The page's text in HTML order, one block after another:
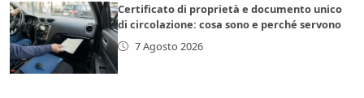
Certificato di proprietà e documento unico
di circolazione: cosa sono e perché servono
7 Agosto 2026